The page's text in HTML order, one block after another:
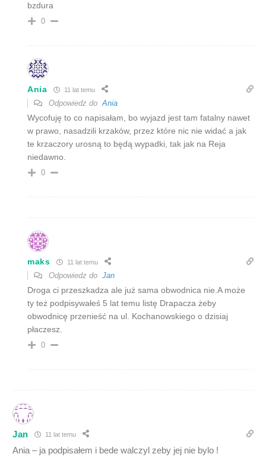
bzdura
0
Ania 11 lat temu
Odpowiedz doAnia
Wycofuję to co napisałam, bo wyjazd jest tam fatalny nawet
w prawo, nasadzili krzaków, przez które nic nie widać a jak
te krzaczory urosną to będą wypadki, tak jak na Reja
niedawno.
0
maks 11 lat temu
Odpowiedz do Jan
Droga ci przeszkadza ale już sama obwodnica nie.A może
ty też podpisywałeś 5 lat temu listę Drapacza żeby
obwodnicę przenieść na ul. Kochanowskiego o dzisiaj
płaczesz.
0
Jan 11 lat temu
Ania – ja podpisałem i bede walczyl zeby jej nie bylo !